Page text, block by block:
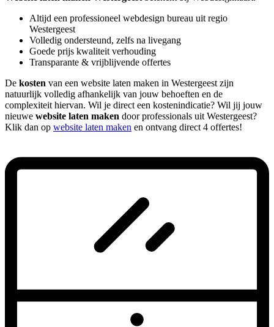
Altijd een professioneel webdesign bureau uit regio
Westergeest
Volledig ondersteund, zelfs na livegang
Goede prijs kwaliteit verhouding
Transparante & vrijblijvende offertes
De kosten van een website laten maken in Westergeest zijn
natuurlijk volledig afhankelijk van jouw behoeften en de
complexiteit hiervan. Wil je direct een kostenindicatie? Wil jij jouw
nieuwe website laten maken door professionals uit Westergeest?
Klik dan op website laten maken en ontvang direct 4 offertes!